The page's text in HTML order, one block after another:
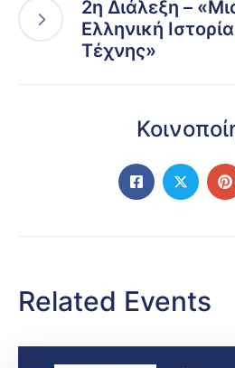
2η Διάλεξη –
Ελληνική
Τέχνης»
Related Events